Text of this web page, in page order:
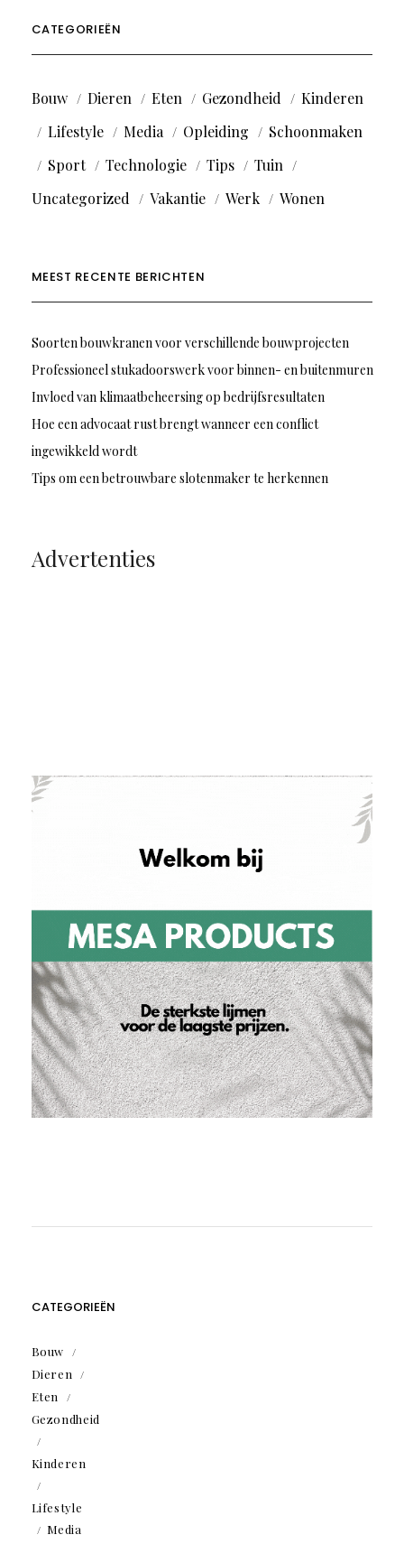
CATEGORIEËN
Bouw Dieren Eten Gezondheid
Kinderen
Lifestyle
Media Opleiding
Schoonmaken
Sport
Technologie Tips
Tuin
Uncategorized
Vakantie Werk Wonen
MEEST RECENTE BERICHTEN
Soorten bouwkranen voor verschillende bouwprojecten
Professioneel stukadoorswerk voor binnen- en buitenmuren
Invloed van klimaatbeheersing op bedrijfsresultaten
Hoe een advocaat rust brengt wanneer een conflict
ingewikkeld wordt
Tips om een betrouwbare slotenmaker te herkennen
Advertenties
CATEGORIEËN
Bouw
Dieren
Eten
Gezondheid
Kinderen
Lifestyle
Media